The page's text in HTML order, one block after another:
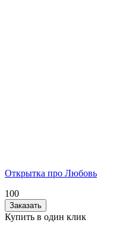
Открытка про Любовь
100
Заказать
Купить в один клик